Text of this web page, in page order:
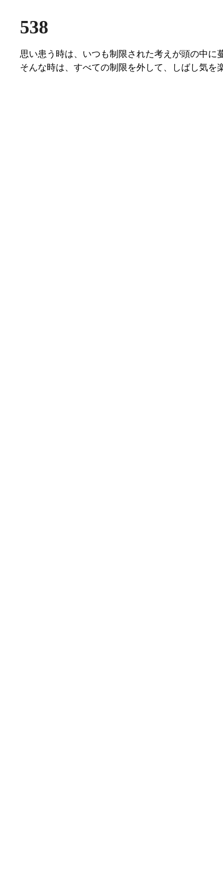
538
思い患う時は、いつも制限された考えが頭の中に
そんな時は、すべての制限を外して、しばし気を